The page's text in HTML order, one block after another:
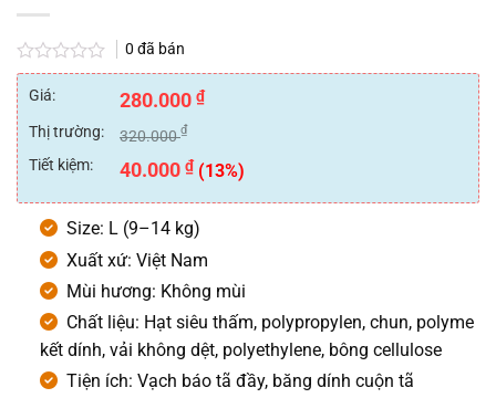
Được
xếp
hạng
0
5
sao
0 đã bán
Giá: 280.000 ₫
Thị trường:
320.000₫
Tiết kiệm: 40.000 ₫ (13%)
Size: L (9–14 kg)
Xuất xứ: Việt Nam
Mùi hương: Không mùi
Chất liệu: Hạt siêu thấm, polypropylen, chun, polyme
kết dính, vải không dệt, polyethylene, bông cellulose
Tiện ích: Vạch báo tã đầy, băng dính cuộn tã